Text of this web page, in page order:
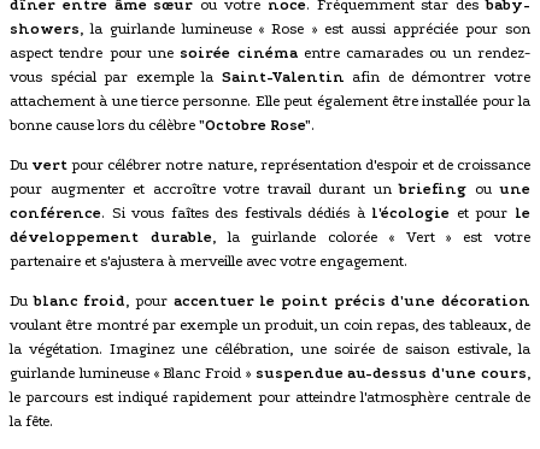
dîner entre âme sœur ou votre noce. Fréquemment star desbaby-
showers, la guirlande lumineuse « Rose » est aussi appréciée pour son
aspect tendre pour une soirée cinémaentre camarades ou un rendez-
vous spécial par exemple la Saint-Valentin afin de démontrer votre
attachement à une tierce personne. Elle peut également être installée pour la
bonne cause lors du célèbre "Octobre Rose".
Du vert pour célébrer notre nature, représentation d'espoir et de croissance
pour augmenter et accroître votre travail durant unbriefing ou une
conférence. Si vous faîtes des festivals dédiés à l'écologie et pour le
développement durable, la guirlande colorée « Vert » est votre
partenaire et s'ajustera à merveille avec votre engagement.
Dublanc froid, pour accentuer le point précis d'une décoration
voulant être montré par exemple un produit, un coin repas, des tableaux, de
la végétation. Imaginez une célébration, une soirée de saison estivale, la
guirlande lumineuse « Blanc Froid » suspendue au-dessus d'une cours,
le parcours est indiqué rapidement pour atteindre l'atmosphère centrale de
la fête.